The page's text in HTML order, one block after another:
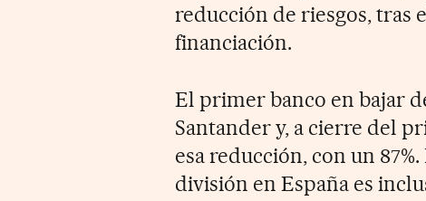
reducción de riesgos, tras
financiación.
El primer banco en bajar
Santander y, a cierre del
esa reducción, con un
división en España es